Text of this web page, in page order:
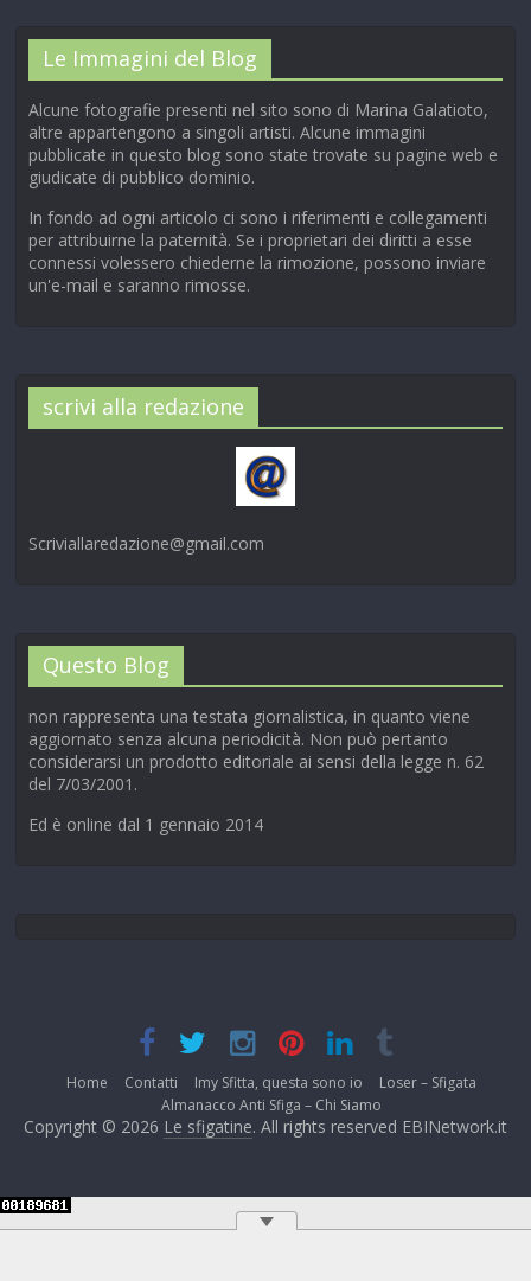
Le Immagini del Blog
Alcune fotografie presenti nel sito sono di Marina Galatioto,
altre appartengono a singoli artisti. Alcune immagini
pubblicate in questo blog sono state trovate su pagine web e
giudicate di pubblico dominio.
In fondo ad ogni articolo ci sono i riferimenti e collegamenti
per attribuirne la paternità. Se i proprietari dei diritti a esse
connessi volessero chiederne la rimozione, possono inviare
un'e-mail e saranno rimosse.
scrivi alla redazione
Scriviallaredazione@gmail.com
Questo Blog
non rappresenta una testata giornalistica, in quanto viene
aggiornato senza alcuna periodicità. Non può pertanto
considerarsi un prodotto editoriale ai sensi della legge n. 62
del 7/03/2001.
Ed è online dal 1 gennaio 2014
Home Contatti Imy Sfitta, questa sono io
Loser – Sfigata
Almanacco Anti Sfiga – Chi Siamo
Copyright © 2026 Le sfigatine. All rights reserved EBINetwork.it